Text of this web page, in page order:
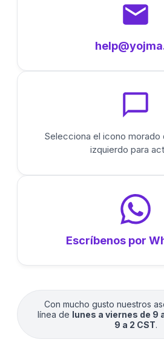
Selecciona el icono morado
izquierdo para
Escríbenos por
Con mucho gusto nuestros
línea de lunes a viernes de 9
9 a 2 CST.